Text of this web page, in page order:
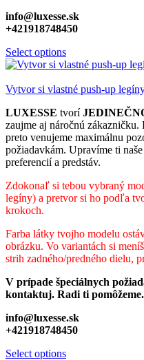
info@luxesse.sk
+421918748450
Select options
Vytvor si vlastné push-up
LUXESSE tvorí
zaujme aj náročnú zákazničku.
preto venujeme maximálnu
požiadavkám. Upravíme ti
preferencií a predstáv.
Zdokonaľ si tebou vybraný
legíny) a pretvor si ho podľa
krokoch.
Farba látky tvojho modelu
obrázku. Vo variantách si
strih zadného/predného dielu,
V prípade špeciálnych
kontaktuj. Radi ti pomôžeme.
info@luxesse.sk
+421918748450
Select options